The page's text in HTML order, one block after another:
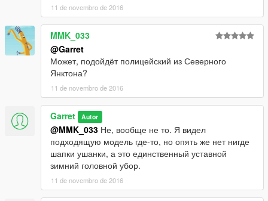
11 de novembro de 2016
MMK_033
@Garret
Может, подойдёт полицейский из Северного
Янктона?
11 de novembro de 2016
Garret Autor
@MMK_033 Не, вообще не то. Я видел
подходящую модель где-то, но опять же нет нигде
шапки ушанки, а это единственный уставной
зимний головной убор.
11 de novembro de 2016